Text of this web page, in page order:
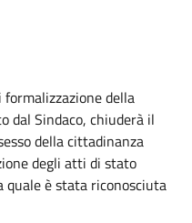
della
dal Sindaco, chiuderà il
della cittadinanza
degli atti di stato
è stata riconosciuta